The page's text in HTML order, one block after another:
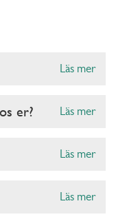
Läs mer
er? Läs mer
Läs mer
Läs mer